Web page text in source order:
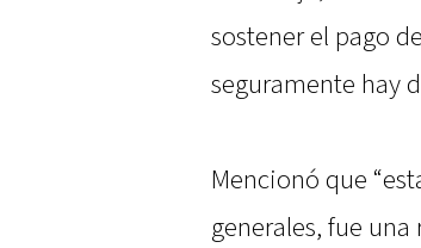
sostener el pago
seguramente hay
Mencionó que
generales, fue